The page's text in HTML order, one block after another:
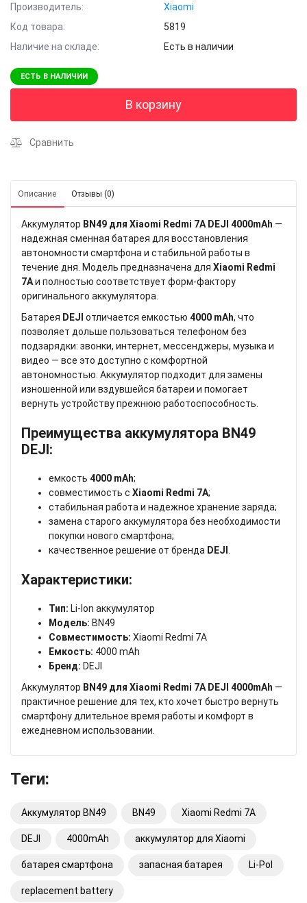
Производитель:
Xiaomi
Код товара:
5819
Наличие на складе:
Есть в наличии
ЕСТЬ В НАЛИЧИИ
В корзину
Сравнить
Описание Отзывы (0)
Аккумулятор BN49 для Xiaomi Redmi 7A DEJI 4000mAh —
надежная сменная батарея для восстановления
автономности смартфона и стабильной работы в
течение дня. Модель предназначена для Xiaomi Redmi
7Aи полностью соответствует форм-фактору
оригинального аккумулятора.
Батарея DEJI отличается емкостью 4000 mAh, что
позволяет дольше пользоваться телефоном без
подзарядки: звонки, интернет, мессенджеры, музыка и
видео — все это доступно с комфортной
автономностью. Аккумулятор подходит для замены
изношенной или вздувшейся батареи и помогает
вернуть устройству прежнюю работоспособность.
Преимущества аккумулятора BN49
DEJI:
емкость 4000 mAh;
совместимость с Xiaomi Redmi 7A;
стабильная работа и надежное хранение заряда;
замена старого аккумулятора без необходимости
покупки нового смартфона;
качественное решение от бренда DEJI
Характеристики:
Тип: Li-Ion аккумулятор
Модель: BN49
Совместимость: Xiaomi Redmi 7A
Емкость: 4000 mAh
Бренд: DEJI
Аккумулятор BN49 для Xiaomi Redmi 7A DEJI 4000mAh —
практичное решение для тех, кто хочет быстро вернуть
смартфону длительное время работы и комфорт в
ежедневном использовании.
Теги:
Аккумулятор BN49 BN49 Xiaomi Redmi 7A
DEJI 4000mAh аккумулятор для Xiaomi
батарея смартфона запасная батарея Li-Pol
replacement battery